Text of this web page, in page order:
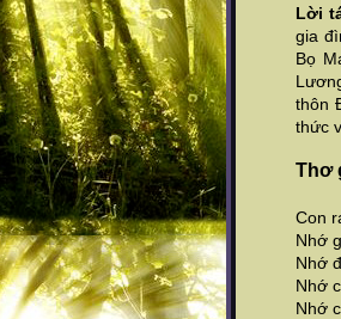
Lời
gia
Bọ
thôn
thức
Thơ
Con
Nhớ
Nhớ
Nhớ
Nhớ